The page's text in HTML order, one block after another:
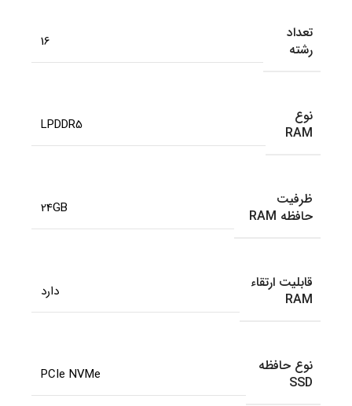
تعداد
رشته
16
نوع
RAM
LPDDR5
ظرفیت
حافظه RAM
24GB
قابلیت ارتقاء
RAM
دارد
نوع حافظه
SSD
PCIe NVMe